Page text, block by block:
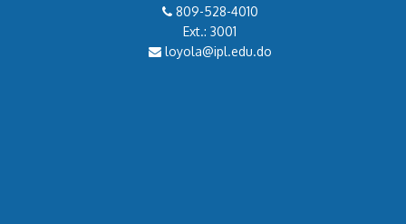
809-528-4010
Ext.: 3001
loyola@ipl.edu.do